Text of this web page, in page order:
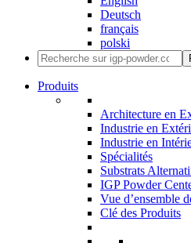
Deutsch
français
polski
Produits
Architecture en
Industrie en
Industrie en
Spécialités
Substrats
IGP Powder
Vue d’ensemble
Clé des Produits